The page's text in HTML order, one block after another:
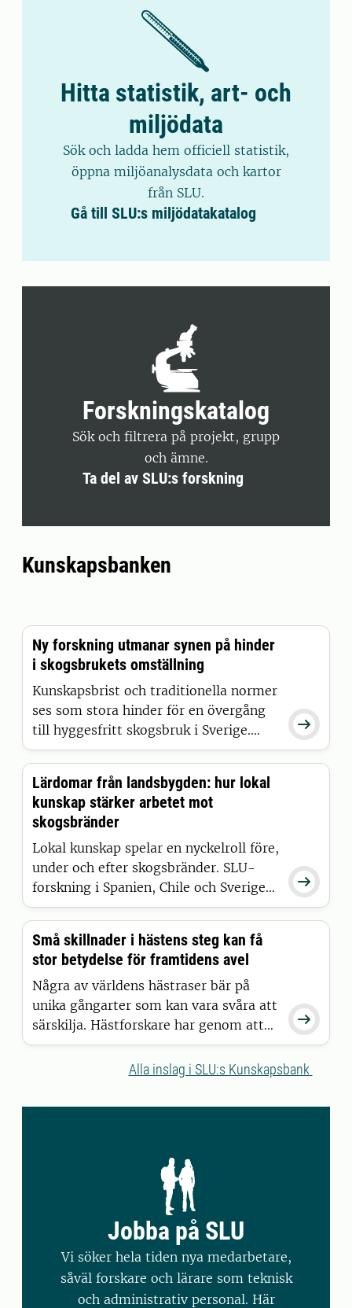
Hitta statistik, art- och
miljödata
Sök och ladda hem officiell statistik,
öppna miljöanalysdata och kartor
från SLU.
Gå till SLU:s miljödatakatalog
Forskningskatalog
Sök och filtrera på projekt, grupp
och ämne.
Ta del av SLU:s forskning
Kunskapsbanken

Ny forskning utmanar synen på hinder
i skogsbrukets omställning
Kunskapsbrist och traditionella normer
ses som stora hinder för en övergång
till hyggesfritt skogsbruk i Sverige.
Ekonomiska faktorer uppfattas
samtidigt som mindre viktiga, visar en
ny SLU-studie om skogsaktörers syn
på skogsbrukets framtid.

Lärdomar från landsbygden: hur lokal
kunskap stärker arbetet mot
skogsbränder
Lokal kunskap spelar en nyckelroll före,
under och efter skogsbränder. SLU-
forskning i Spanien, Chile och Sverige
visar hur landsbygdssamhällen bidrar
till att förebygga och hantera bränder
och stödja återhämtning. Att lära från
dem är avgörande i en framtid med
fler och mer intensiva skogsbränder.

Små skillnader i hästens steg kan få
stor betydelse för framtidens avel
Några av världens hästraser bär på
unika gångarter som kan vara svåra att
särskilja. Hästforskare har genom att
kombinera AI med tidigare verktyg
gjort helt nya upptäckter som kan
nervsystemet och även tillämpas på ett
Alla inslag i SLU:s Kunskapsbank
Jobba på SLU
Vi söker hela tiden nya medarbetare,
såväl forskare och lärare som teknisk
och administrativ personal. Här